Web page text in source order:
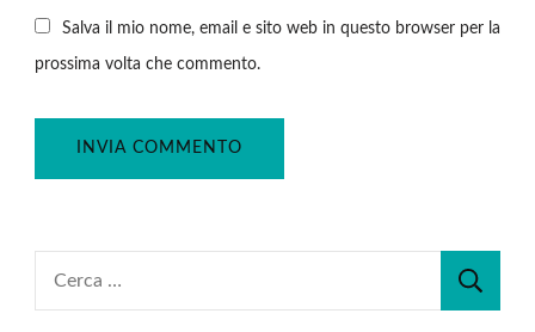
Salva il mio nome, email e sito web in questo browser per la
prossima volta che commento.